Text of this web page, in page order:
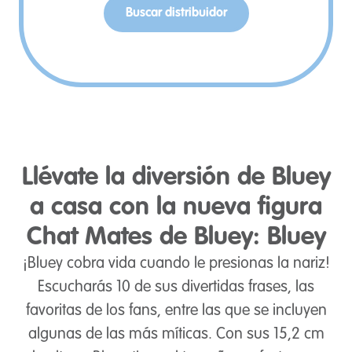
Buscar distribuidor
Llévate la diversión de Bluey
a casa con la nueva figura
Chat Mates de Bluey: Bluey
¡Bluey cobra vida cuando le presionas la nariz!
Escucharás 10 de sus divertidas frases, las
favoritas de los fans, entre las que se incluyen
algunas de las más míticas. Con sus 15,2 cm